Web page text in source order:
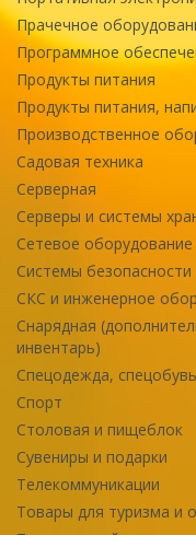
Прачечное
Программное
Продукты питания
Продукты питания,
Производственное
Садовая техника
Серверная
Серверы и системы
Сетевое оборудование
Системы
СКС и инженерное
Снарядная
инвентарь)
Спецодежда, спецобувь
Спорт
Столовая и пищеблок
Сувениры и подарки
Телекоммуникации
Товары для туризма и